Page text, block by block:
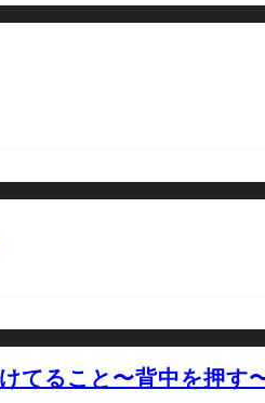
てること〜背中を押す